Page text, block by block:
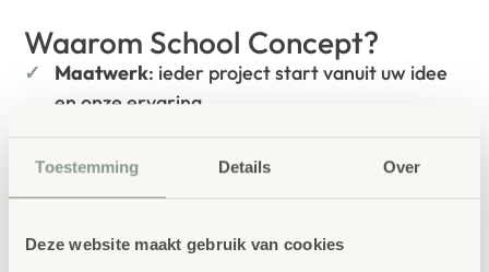
Toestemming Details Over
Deze website maakt gebruik van cookies
Waarom School Concept?
Maatwerk: ieder project start vanuit uw idee
en onze ervaring
Kwaliteit: al ons school- en
kinderopvangmeubilair is uitvoerig getest en
voldoet aan GS- en TÜV-keuringen
Duurzaamheid: wij werken met circulaire